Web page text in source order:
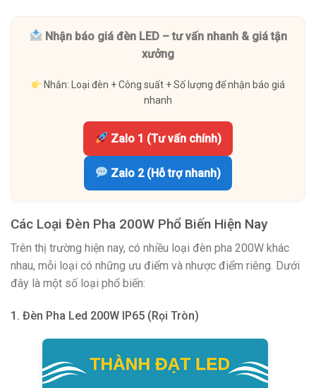
Nhận báo giá đèn LED – tư vấn nhanh & giá tận
xưởng
Nhắn: Loại đèn + Công suất + Số lượng để nhận báo giá
nhanh
Zalo 1 (Tư vấn chính)
Zalo 2 (Hỗ trợ nhanh)
Các Loại Đèn Pha 200W Phổ Biến Hiện Nay
Trên thị trường hiện nay, có nhiều loại đèn pha 200W khác
nhau, mỗi loại có những ưu điểm và nhược điểm riêng. Dưới
đây là một số loại phổ biến:
1. Đèn Pha Led 200W IP65 (Rọi Tròn)